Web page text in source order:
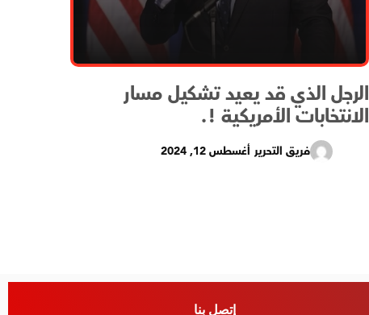
الرجل الذي قد يعيد تشكيل مسار
الانتخابات الأمريكية !.
فريق التحرير أغسطس 12, 2024
إتصل بنا